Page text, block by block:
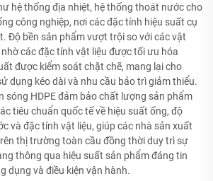
hệ thống địa nhiệt, hệ thống thoát nước cho
công nghiệp, nơi các đặc tính hiệu suất cụ
Độ bền sản phẩm vượt trội so với các vật
các đặc tính vật liệu được tối ưu hóa
được kiểm soát chặt chẽ, mang lại cho
dụng kéo dài và nhu cầu bảo trì giảm thiểu.
sóng HDPE đảm bảo chất lượng sản phẩm
tiêu chuẩn quốc tế về hiệu suất ống, độ
và đặc tính vật liệu, giúp các nhà sản xuất
thị trường toàn cầu đồng thời duy trì sự
thông qua hiệu suất sản phẩm đáng tin
dụng và điều kiện vận hành.